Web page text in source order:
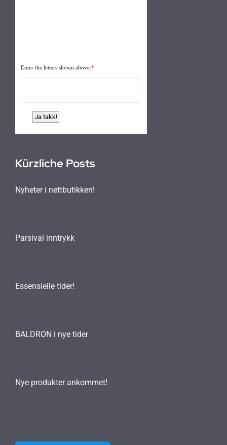
Enter the letters shown above:*
Kürzliche Posts
Nyheter i nettbutikken!
Parsival inntrykk
Essensielle tider!
BALDRON i nye tider
Nye produkter ankommet!